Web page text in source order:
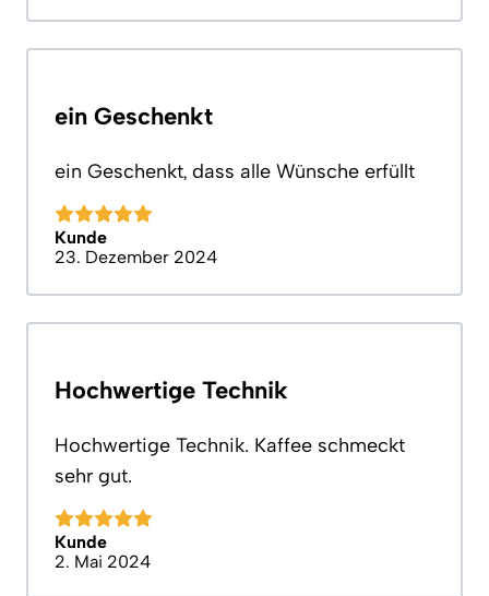
ein Geschenkt
ein Geschenkt, dass alle Wünsche erfüllt
Kunde
23. Dezember 2024
Hochwertige Technik
Hochwertige Technik. Kaffee schmeckt
sehr gut.
Kunde
2. Mai 2024